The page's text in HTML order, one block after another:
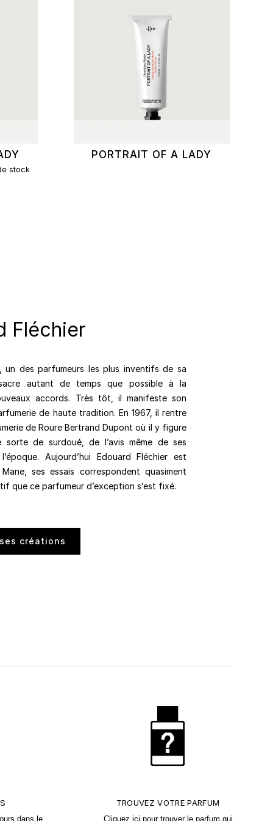
stock
PORTRAIT OF A LADY
Fléchier
un des parfumeurs les plus inventifs de sa
autant de temps que possible à la
accords. Très tôt, il manifeste son
de haute tradition. En 1967, il rentre
de Roure Bertrand Dupont où il y figure
sorte de surdoué, de l’avis même de ses
Aujourd’hui Edouard Fléchier est
ses essais correspondent quasiment
que ce parfumeur d’exception s’est fixé.
créations
dans le
TROUVEZ VOTRE PARFUM
Cliquez ici pour trouver le parfum qui